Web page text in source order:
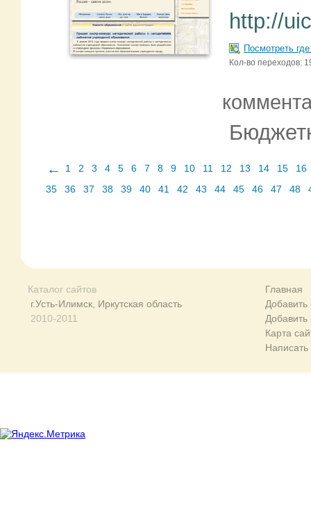
http://
Посмотреть
Кол-во переходов:
← 1 2 3 4 5 6 7 8 9 10 11 12 13 14 15
16
35
36 37 38 39 40 41 42 43 44 45 46 47 48
Каталог сайтов
г.Усть-Илимск, Иркутская область
2010-2011
Главная
Добавить
Карта